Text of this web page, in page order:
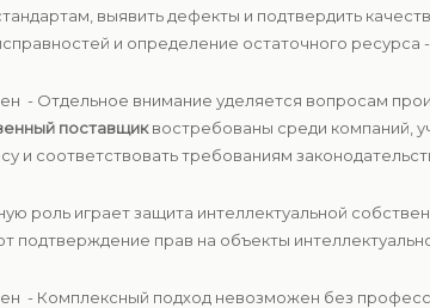
выявить дефекты и подтвердить
и определение остаточного ресурса
- Отдельное внимание уделяется вопросам
поставщиквостребованы среди компаний,
и соответствовать требованиям
роль играет защита интеллектуальной
подтверждение прав на объекты
- Комплексный подход невозможен без